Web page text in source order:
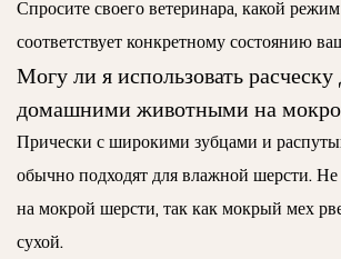
Спросите своего ветеринара, какой
соответствует конкретному состоянию
Могу ли я использовать расческу
домашними животными на
Прически с широкими зубцами и
обычно подходят для влажной шерсти. Не
на мокрой шерсти, так как мокрый мех
сухой.